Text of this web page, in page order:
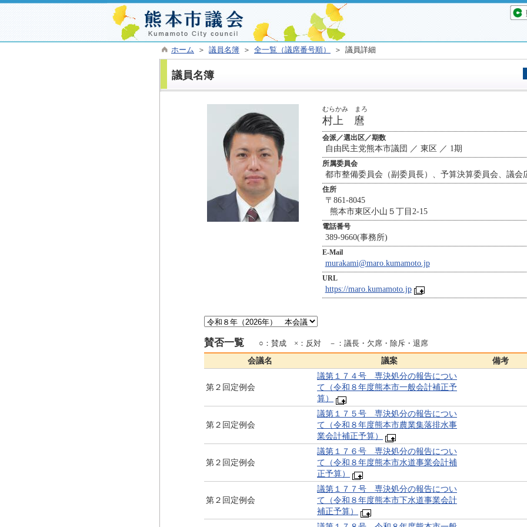
ホーム ＞ 議員名簿 ＞ 全一覧（議席番号順） ＞ 議員詳細
議員名簿
むらかみ まろ
村上 麿
会派／選出区／期数
自由民主党熊本市議団 ／ 東区 ／ 1期
所属委員会
都市整備委員会（副委員長）、予算決算委員会、議会
住所
〒861-8045
熊本市東区小山５丁目2-15
電話番号
389-9660(事務所)
E-Mail
murakami@maro.kumamoto.jp
URL
https://maro.kumamoto.jp
賛否一覧 ○：賛成 ×：反対 －：議長・欠席・除斥・退席
会議名 議案 備考
第２回定例会
議第１７４号 専決処分の報告につい
て（令和８年度熊本市一般会計補正予
算）
第２回定例会
議第１７５号 専決処分の報告につい
て（令和８年度熊本市農業集落排水事
業会計補正予算）
第２回定例会
議第１７６号 専決処分の報告につい
て（令和８年度熊本市水道事業会計補
正予算）
第２回定例会
議第１７７号 専決処分の報告につい
て（令和８年度熊本市下水道事業会計
補正予算）